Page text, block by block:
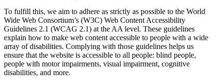
To fulfill this, we aim to adhere as strictly as possible to the World
Wide Web Consortium’s (W3C) Web Content Accessibility
Guidelines 2.1 (WCAG 2.1) at the AA level. These guidelines
explain how to make web content accessible to people with a wide
array of disabilities. Complying with those guidelines helps us
ensure that the website is accessible to all people: blind people,
people with motor impairments, visual impairment, cognitive
disabilities, and more.